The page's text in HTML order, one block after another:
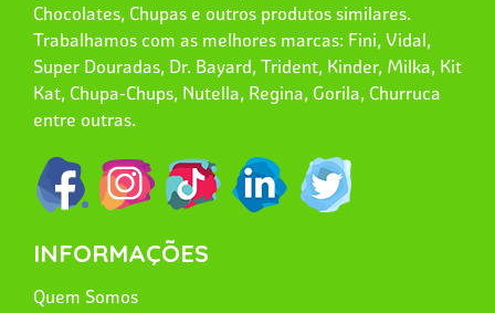
Chocolates, Chupas e outros produtos similares.
Trabalhamos com as melhores marcas: Fini, Vidal,
Super Douradas, Dr. Bayard, Trident, Kinder, Milka, Kit
Kat, Chupa-Chups, Nutella, Regina, Gorila, Churruca
entre outras.
INFORMAÇÕES
Quem Somos